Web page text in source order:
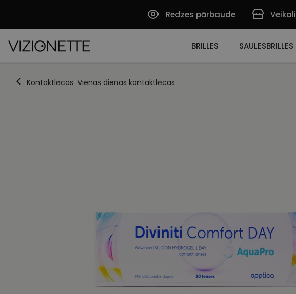
Redzes pārbaude Veikali
BRILLES SAULESBRILLES
Kontaktlēcas Vienas dienas kontaktlēcas